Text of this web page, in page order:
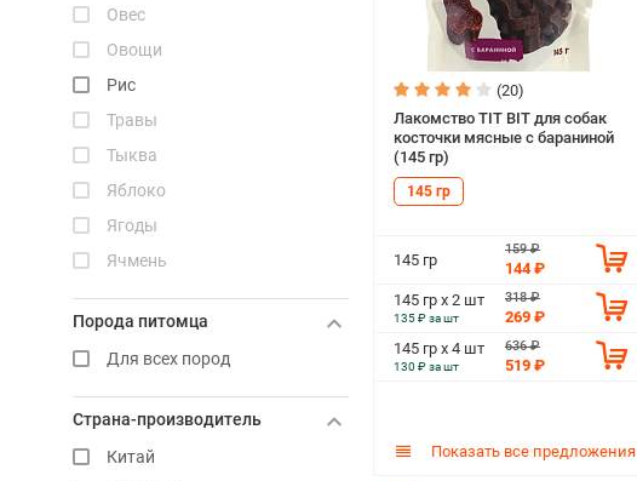
Телятина
Треска
Утка
Форель
Ягненок
Овес
Овощи
Рис
Травы
Тыква
Яблоко
Ягоды
Ячмень
Порода питомца
Для всех пород
Страна-производитель
Китай
(20)
Лакомство TIT BIT для собак
косточки мясные с бараниной
(145 гр)
145 гр
145 гр
159 ₽
144 ₽
145 гр х 2 шт
135 ₽ за шт
318 ₽
269 ₽
145 гр х 4 шт
130 ₽ за шт
636 ₽
519 ₽
Показать все предложения